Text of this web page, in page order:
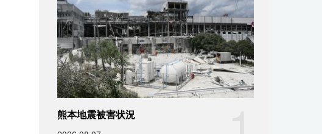
熊本地震被害状況